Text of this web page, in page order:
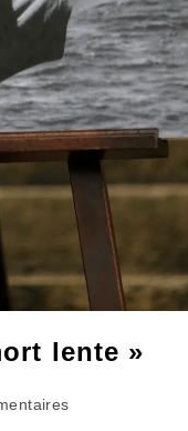
lente »